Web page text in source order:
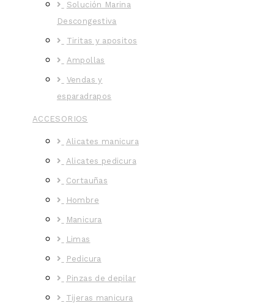
Solución Marina
Descongestiva
Tiritas y apositos
Ampollas
Vendas y
esparadrapos
ACCESORIOS
Alicates manicura
Alicates pedicura
Cortauñas
Hombre
Manicura
Limas
Pedicura
Pinzas de depilar
Tijeras manicura